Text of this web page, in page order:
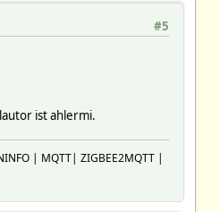
#5
ist ahlermi.
| MQTT| ZIGBEE2MQTT |